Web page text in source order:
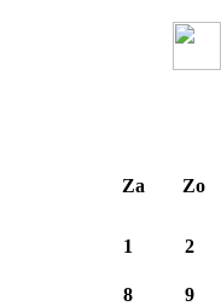
Za Zo
1 2
8 9